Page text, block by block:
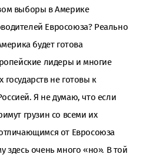
выборы в Америке
Евросоюза? Реально
будет готова
лидеры и многие
государств не готовы к
Я не думаю, что если
грузин со всеми их
от Евросоюза
здесь очень много «но». В той